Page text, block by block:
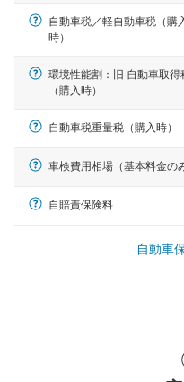
自動車税／軽自動車税（購
時）
環境性能割：旧 自動車取得
（購入時）
自動車税重量税（購入時）
車検費用相場（基本料金の
自賠責保険料
自動車